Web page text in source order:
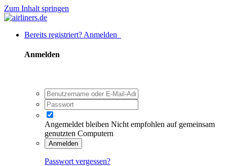
Zum Inhalt springen
Bereits registriert? Anmelden
Anmelden
Angemeldet bleiben Nicht empfohlen auf gemeinsam
genutzten Computern
Anmelden
Passwort vergessen?